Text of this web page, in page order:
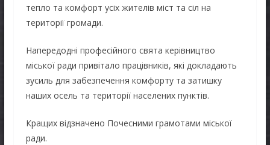
тепло та комфорт усіх жителів міст та сіл на
території громади.
Напередодні професійного свята керівництво
міської ради привітало працівників, які докладають
зусиль для забезпечення комфорту та затишку
наших осель та території населених пунктів.
Кращих відзначено Почесними грамотами міської
ради.